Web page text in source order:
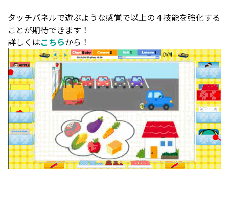
タッチパネルで遊ぶような感覚で以上の４技能を強化する
ことが期待できます！
詳しくはこちらから！